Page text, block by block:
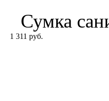
Сумка
1 311 руб.